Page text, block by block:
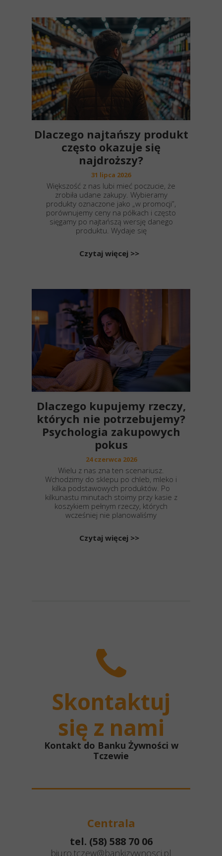
Dlaczego najtańszy produkt
często okazuje się
najdroższy?
31 lipca 2026
Większość z nas lubi mieć poczucie, że
zrobiła udane zakupy. Wybieramy
produkty oznaczone jako „w promocji”,
porównujemy ceny na półkach i często
sięgamy po najtańszą wersję danego
produktu. Wydaje się
Czytaj więcej >>
Dlaczego kupujemy rzeczy,
których nie potrzebujemy?
Psychologia zakupowych
pokus
24 czerwca 2026
Wielu z nas zna ten scenariusz.
Wchodzimy do sklepu po chleb, mleko i
kilka podstawowych produktów. Po
kilkunastu minutach stoimy przy kasie z
koszykiem pełnym rzeczy, których
wcześniej nie planowaliśmy
Czytaj więcej >>
Centrala
tel. (58) 588 70 06
biuro.tczew@bankizywnosci.pl
Skontaktuj
się z nami
Kontakt do Banku Żywności w
Tczewie